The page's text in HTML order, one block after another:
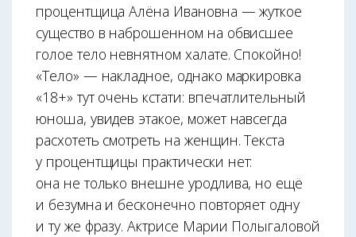
процентщица Алёна Ивановна — жуткое
существо в наброшенном на обвисшее
голое тело невнятном халате. Спокойно!
«Тело» — накладное, однако маркировка
«18+» тут очень кстати: впечатлительный
юноша, увидев этакое, может навсегда
расхотеть смотреть на женщин. Текста
у процентщицы практически нет:
она не только внешне уродлива, но ещё
и безумна и бесконечно повторяет одну
и ту же фразу. Актрисе Марии Полыгаловой